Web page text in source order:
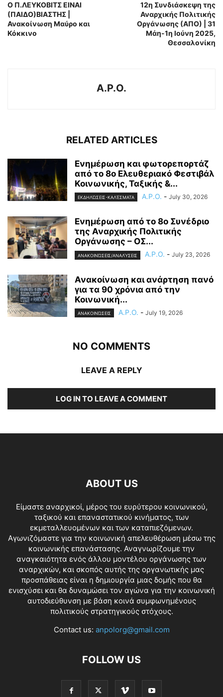
Ο Π.ΛΕΥΚΟΒΙΤΣ ΕΙΝΑΙ
(ΠΑΙΔΟ)ΒΙΑΣΤΗΣ |
Ανακοίνωση Μαύρο και
Κόκκινο
12η Συνδιάσκεψη της
Αναρχικής Πολιτικής
Οργάνωσης (ΑΠΟ) | 31
Μάη-1η Ιούνη 2025,
Θεσσαλονίκη
A.P.O.
RELATED ARTICLES
Ενημέρωση και φωτορεπορτάζ
από το 8ο Ελευθεριακό Φεστιβάλ
Κοινωνικής, Ταξικής &...
ΕΚΔΗΛΏΣΕΙΣ-ΚΑΛΈΣΜΑΤΑ A.P.O. - July 30, 2026
Ενημέρωση από το 8ο Συνέδριο
της Αναρχικής Πολιτικής
Οργάνωσης – ΟΣ...
ΑΝΑΚΟΙΝΏΣΕΙΣ/ΑΝΑΛΎΣΕΙΣ A.P.O. - July 23, 2026
Ανακοίνωση και ανάρτηση πανό
για τα 90 χρόνια από την
Κοινωνική...
ΑΝΑΚΟΙΝΏΣΕΙΣ A.P.O. - July 19, 2026
NO COMMENTS
LEAVE A REPLY
LOG IN TO LEAVE A COMMENT
ABOUT US
Είμαστε αναρχικοί, μέρος του ευρύτερου κοινωνικού,
ταξικού και επαναστατικού κινήματος, των
εκμεταλλευομένων και των καταπιεζόμενων.
Αγωνιζόμαστε για την κοινωνική απελευθέρωση μέσω της
κοινωνικής επανάστασης. Αναγνωρίζουμε την
αναγκαιότητα ενός άλλου μοντέλου οργάνωσης των
αναρχικών, και σκοπός αυτής της οργανωτικής μας
προσπάθειας είναι η δημιουργία μιας δομής που θα
ενισχύσει και θα δυναμώσει τον αγώνα για την κοινωνική
αυτοδιεύθυνση με βάση κοινά συμφωνημένους
πολιτικούς στρατηγικούς στόχους.
Contact us: anpolorg@gmail.com
FOLLOW US